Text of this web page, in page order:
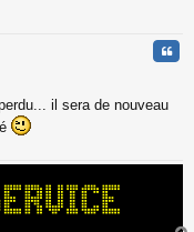
il sera de nouveau